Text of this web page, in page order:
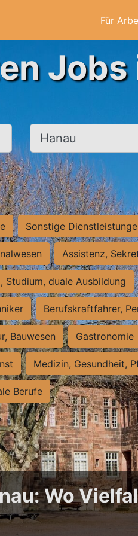
Für
Jobs
Ort, Stadt
Sonstige
Assistenz,
Studium, duale Ausbildung
Berufskraftfahrer,
Bauwesen Gastronomie
Medizin, Gesundheit,
Berufe
Wo